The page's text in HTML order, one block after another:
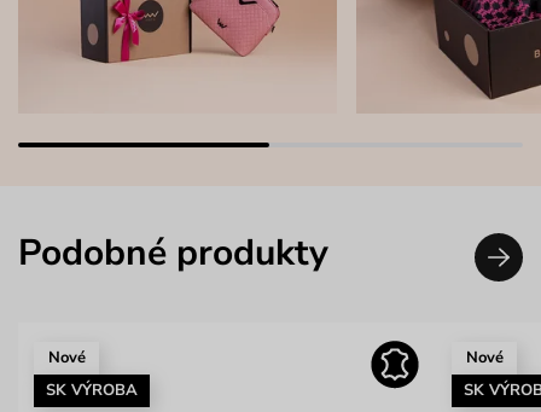
Podobné produkty
Nové
SK VÝROBA
Nové
SK